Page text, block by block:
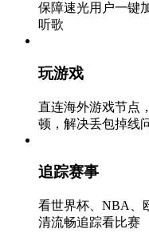
保障速光用户一键
听歌
玩游戏
直连海外游戏节点
顿，解决丢包掉线
追踪赛事
看世界杯、NBA、
清流畅追踪看比赛